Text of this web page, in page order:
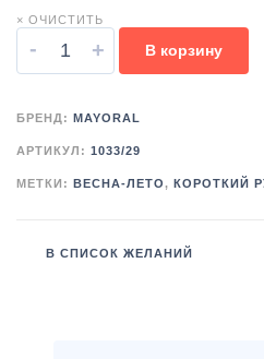
× ОЧИСТИТЬ
- + В корзину
БРЕНД: MAYORAL
АРТИКУЛ: 1033/29
МЕТКИ: ВЕСНА-ЛЕТО, КОРОТКИЙ
В СПИСОК ЖЕЛАНИЙ